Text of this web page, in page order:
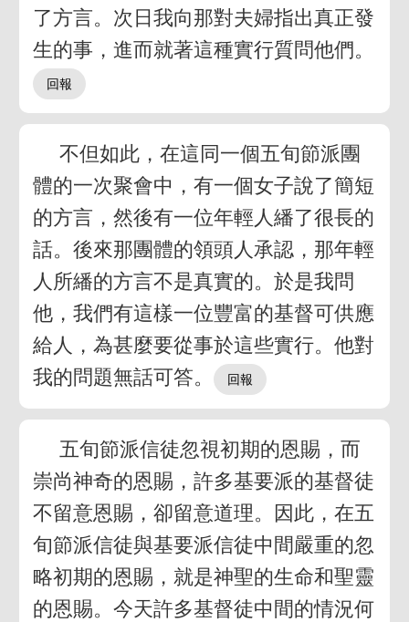
了方言。次日我向那對夫婦指出真正發
生的事，進而就著這種實行質問他們。
不但如此，在這同一個五旬節派團
體的一次聚會中，有一個女子說了簡短
的方言，然後有一位年輕人繙了很長的
話。後來那團體的領頭人承認，那年輕
人所繙的方言不是真實的。於是我問
他，我們有這樣一位豐富的基督可供應
給人，為甚麼要從事於這些實行。他對
我的問題無話可答。
五旬節派信徒忽視初期的恩賜，而
崇尚神奇的恩賜，許多基要派的基督徒
不留意恩賜，卻留意道理。因此，在五
旬節派信徒與基要派信徒中間嚴重的忽
略初期的恩賜，就是神聖的生命和聖靈
的恩賜。今天許多基督徒中間的情況何